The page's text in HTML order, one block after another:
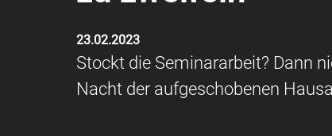
23.02.2023
Stockt die Seminararbeit? Dann
Nacht der aufgeschobenen